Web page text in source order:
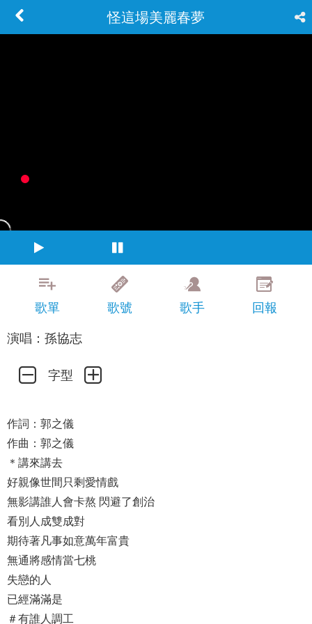
怪這場美麗春夢
歌單 歌號 歌手
回報
演唱：孫協志
字型
作詞：郭之儀
作曲：郭之儀
＊講來講去
好親像世間只剩愛情戲
無影講誰人會卡熬 閃避了創治
看別人成雙成對
期待著凡事如意萬年富貴
無通將感情當七桃
失戀的人
已經滿滿是
＃有誰人調工